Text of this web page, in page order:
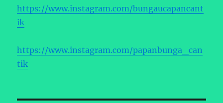
https://www.instagram.com/bungaucapancant
ik
https://www.instagram.com/papanbunga_can
tik